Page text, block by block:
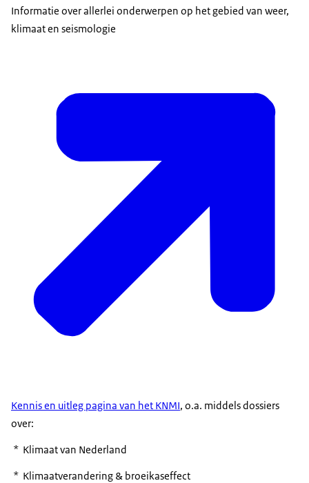
Informatie over allerlei onderwerpen op het gebied van weer,
klimaat en seismologie
Kennis en uitleg pagina van het KNMI, o.a. middels dossiers
over:
* Klimaat van Nederland
* Klimaatverandering & broeikaseffect